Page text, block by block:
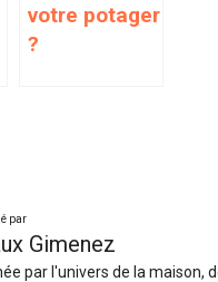
votre potager
?
par
Gimenez
par l'univers de la maison,